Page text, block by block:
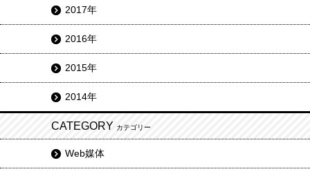
2017年
2016年
2015年
2014年
CATEGORY カテゴリー
Web媒体